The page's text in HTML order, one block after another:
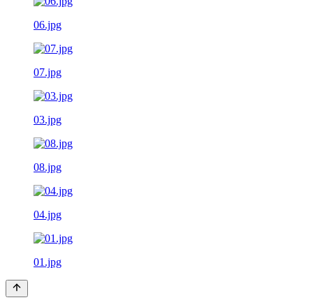
06.jpg
07.jpg
03.jpg
08.jpg
04.jpg
01.jpg